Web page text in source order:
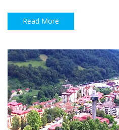
Read More